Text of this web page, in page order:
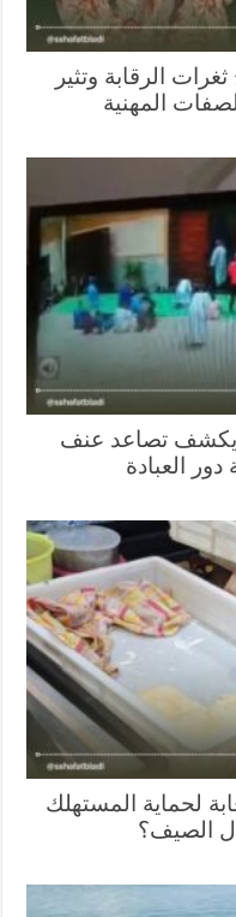
وتثير
المهنية
تصاعد عنف
المستهلك